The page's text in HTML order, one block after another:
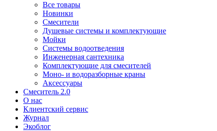
Все товары
Новинки
Смесители
Душевые системы и комплектующие
Мойки
Системы водоотведения
Инженерная сантехника
Комплектующие для смесителей
Моно- и водоразборные краны
Аксессуары
Смеситель 2.0
О нас
Клиентский сервис
Журнал
Экоблог